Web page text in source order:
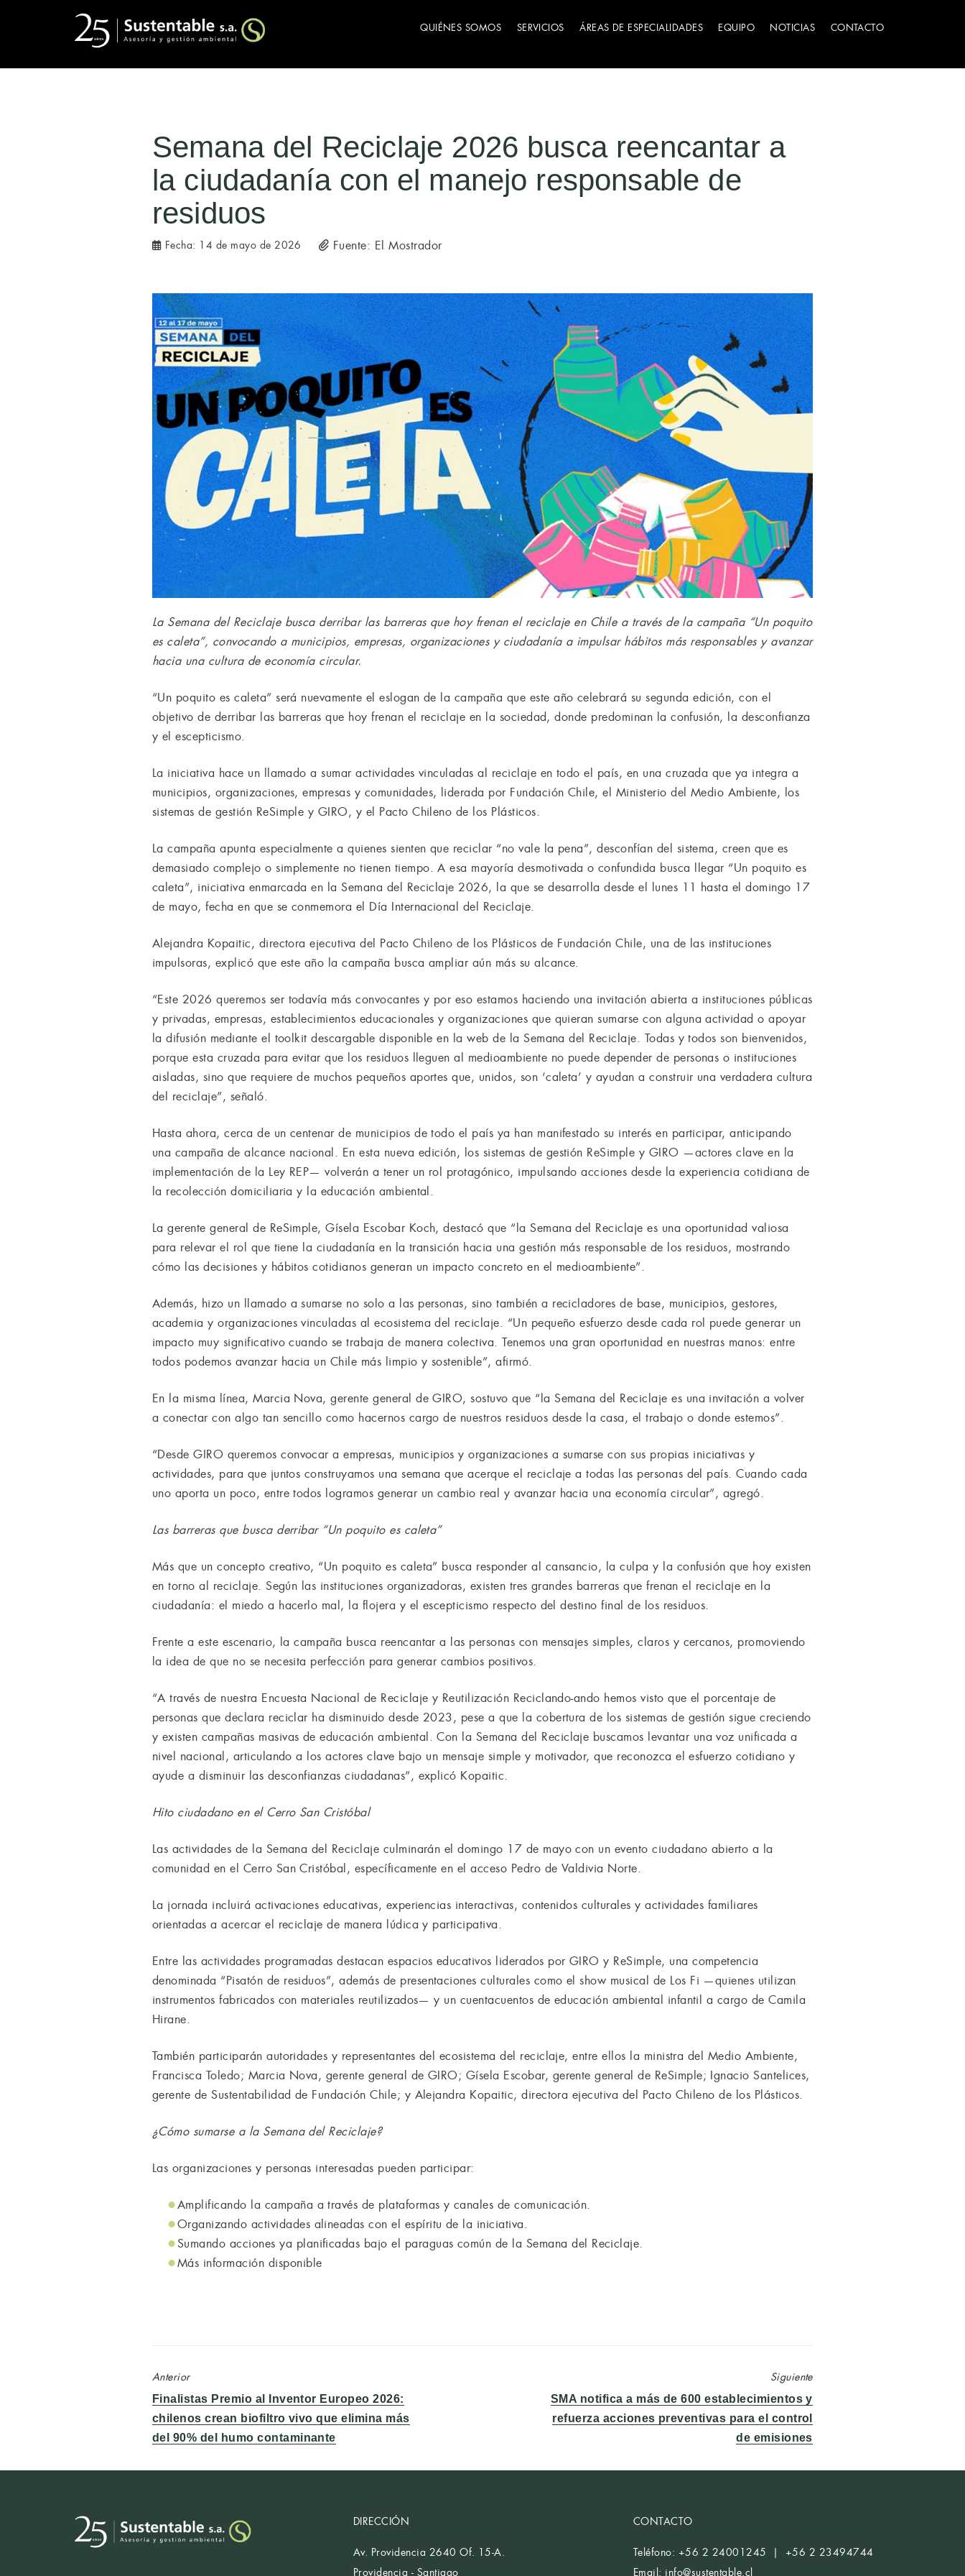
QUIÉNES SOMOS SERVICIOS ÁREAS DE ESPECIALIDADES EQUIPO NOTICIAS CONTACTO
Semana del Reciclaje 2026 busca reencantar a
la ciudadanía con el manejo responsable de
residuos
Fecha: 14 de mayo de 2026 Fuente: El Mostrador
La Semana del Reciclaje busca derribar las barreras que hoy frenan el reciclaje en Chile a través de la campaña “Un poquito
es caleta”, convocando a municipios, empresas, organizaciones y ciudadanía a impulsar hábitos más responsables y avanzar
hacia una cultura de economía circular.
“Un poquito es caleta” será nuevamente el eslogan de la campaña que este año celebrará su segunda edición, con el
objetivo de derribar las barreras que hoy frenan el reciclaje en la sociedad, donde predominan la confusión, la desconfianza
y el escepticismo.
La iniciativa hace un llamado a sumar actividades vinculadas al reciclaje en todo el país, en una cruzada que ya integra a
municipios, organizaciones, empresas y comunidades, liderada por Fundación Chile, el Ministerio del Medio Ambiente, los
sistemas de gestión ReSimple y GIRO, y el Pacto Chileno de los Plásticos.
La campaña apunta especialmente a quienes sienten que reciclar “no vale la pena”, desconfían del sistema, creen que es
demasiado complejo o simplemente no tienen tiempo. A esa mayoría desmotivada o confundida busca llegar “Un poquito es
caleta”, iniciativa enmarcada en la Semana del Reciclaje 2026, la que se desarrolla desde el lunes 11 hasta el domingo 17
de mayo, fecha en que se conmemora el Día Internacional del Reciclaje.
Alejandra Kopaitic, directora ejecutiva del Pacto Chileno de los Plásticos de Fundación Chile, una de las instituciones
impulsoras, explicó que este año la campaña busca ampliar aún más su alcance.
“Este 2026 queremos ser todavía más convocantes y por eso estamos haciendo una invitación abierta a instituciones públicas
y privadas, empresas, establecimientos educacionales y organizaciones que quieran sumarse con alguna actividad o apoyar
la difusión mediante el toolkit descargable disponible en la web de la Semana del Reciclaje. Todas y todos son bienvenidos,
porque esta cruzada para evitar que los residuos lleguen al medioambiente no puede depender de personas o instituciones
aisladas, sino que requiere de muchos pequeños aportes que, unidos, son ‘caleta’ y ayudan a construir una verdadera cultura
del reciclaje”, señaló.
Hasta ahora, cerca de un centenar de municipios de todo el país ya han manifestado su interés en participar, anticipando
una campaña de alcance nacional. En esta nueva edición, los sistemas de gestión ReSimple y GIRO —actores clave en la
implementación de la Ley REP— volverán a tener un rol protagónico, impulsando acciones desde la experiencia cotidiana de
la recolección domiciliaria y la educación ambiental.
La gerente general de ReSimple, Gísela Escobar Koch, destacó que “la Semana del Reciclaje es una oportunidad valiosa
para relevar el rol que tiene la ciudadanía en la transición hacia una gestión más responsable de los residuos, mostrando
cómo las decisiones y hábitos cotidianos generan un impacto concreto en el medioambiente”.
Además, hizo un llamado a sumarse no solo a las personas, sino también a recicladores de base, municipios, gestores,
academia y organizaciones vinculadas al ecosistema del reciclaje. “Un pequeño esfuerzo desde cada rol puede generar un
impacto muy significativo cuando se trabaja de manera colectiva. Tenemos una gran oportunidad en nuestras manos: entre
todos podemos avanzar hacia un Chile más limpio y sostenible”, afirmó.
En la misma línea, Marcia Nova, gerente general de GIRO, sostuvo que “la Semana del Reciclaje es una invitación a volver
a conectar con algo tan sencillo como hacernos cargo de nuestros residuos desde la casa, el trabajo o donde estemos”.
“Desde GIRO queremos convocar a empresas, municipios y organizaciones a sumarse con sus propias iniciativas y
actividades, para que juntos construyamos una semana que acerque el reciclaje a todas las personas del país. Cuando cada
uno aporta un poco, entre todos logramos generar un cambio real y avanzar hacia una economía circular”, agregó.
Las barreras que busca derribar “Un poquito es caleta”
Más que un concepto creativo, “Un poquito es caleta” busca responder al cansancio, la culpa y la confusión que hoy existen
en torno al reciclaje. Según las instituciones organizadoras, existen tres grandes barreras que frenan el reciclaje en la
ciudadanía: el miedo a hacerlo mal, la flojera y el escepticismo respecto del destino final de los residuos.
Frente a este escenario, la campaña busca reencantar a las personas con mensajes simples, claros y cercanos, promoviendo
la idea de que no se necesita perfección para generar cambios positivos.
“A través de nuestra Encuesta Nacional de Reciclaje y Reutilización Reciclando-ando hemos visto que el porcentaje de
personas que declara reciclar ha disminuido desde 2023, pese a que la cobertura de los sistemas de gestión sigue creciendo
y existen campañas masivas de educación ambiental. Con la Semana del Reciclaje buscamos levantar una voz unificada a
nivel nacional, articulando a los actores clave bajo un mensaje simple y motivador, que reconozca el esfuerzo cotidiano y
ayude a disminuir las desconfianzas ciudadanas”, explicó Kopaitic.
Hito ciudadano en el Cerro San Cristóbal
Las actividades de la Semana del Reciclaje culminarán el domingo 17 de mayo con un evento ciudadano abierto a la
comunidad en el Cerro San Cristóbal, específicamente en el acceso Pedro de Valdivia Norte.
La jornada incluirá activaciones educativas, experiencias interactivas, contenidos culturales y actividades familiares
orientadas a acercar el reciclaje de manera lúdica y participativa.
Entre las actividades programadas destacan espacios educativos liderados por GIRO y ReSimple, una competencia
denominada “Pisatón de residuos”, además de presentaciones culturales como el show musical de Los Fi —quienes utilizan
instrumentos fabricados con materiales reutilizados— y un cuentacuentos de educación ambiental infantil a cargo de Camila
Hirane.
También participarán autoridades y representantes del ecosistema del reciclaje, entre ellos la ministra del Medio Ambiente,
Francisca Toledo; Marcia Nova, gerente general de GIRO; Gísela Escobar, gerente general de ReSimple; Ignacio Santelices,
gerente de Sustentabilidad de Fundación Chile; y Alejandra Kopaitic, directora ejecutiva del Pacto Chileno de los Plásticos.
¿Cómo sumarse a la Semana del Reciclaje?
Las organizaciones y personas interesadas pueden participar:
Amplificando la campaña a través de plataformas y canales de comunicación.
Organizando actividades alineadas con el espíritu de la iniciativa.
Sumando acciones ya planificadas bajo el paraguas común de la Semana del Reciclaje.
Más información disponible
Anterior
Entrada
anterior:
Finalistas Premio al Inventor Europeo 2026:
chilenos crean biofiltro vivo que elimina más
del 90% del humo contaminante
Siguiente
Entrada
siguiente:
SMA notifica a más de 600 establecimientos y
refuerza acciones preventivas para el control
de emisiones
DIRECCIÓN
Av. Providencia 2640 Of. 15-A.
Providencia - Santiago
CONTACTO
Teléfono: +56 2 24001245 | +56 2 23494744
Email: info@sustentable.cl